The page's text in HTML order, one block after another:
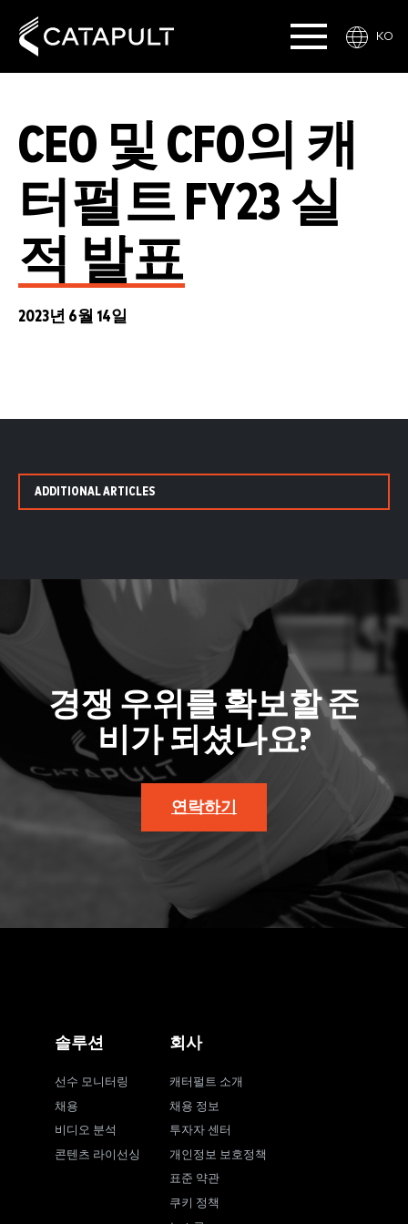
KO
CEO 및 CFO의 캐
터펄트 FY23 실
적 발표
2023년 6월 14일
ADDITIONAL ARTICLES
경쟁 우위를 확보할 준
비가 되셨나요?
연락하기
솔루션
선수 모니터링
채용
비디오 분석
콘텐츠 라이선싱
회사
캐터펄트 소개
채용 정보
투자자 센터
개인정보 보호정책
표준 약관
쿠키 정책